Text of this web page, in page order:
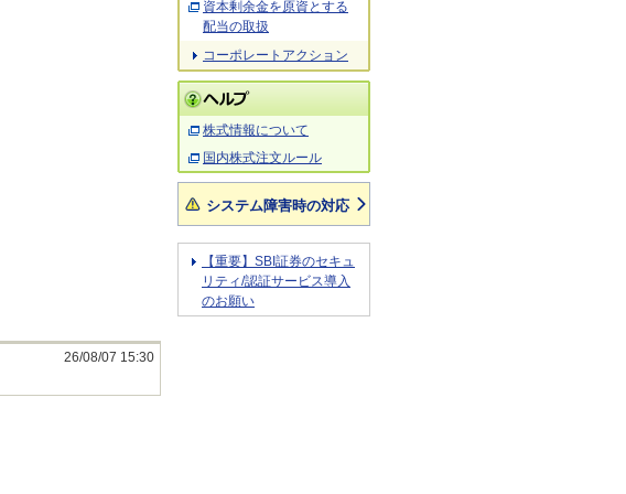
26/08/07 15:30
資本剰余金を原資とする
配当の取扱
コーポレートアクション
株式情報について
国内株式注文ルール
システム障害時の対応
【重要】SBI証券のセキュ
リティ/認証サービス導入
のお願い